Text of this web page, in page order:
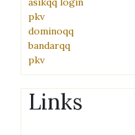
pkv
dominoqq
bandarqq
pkv
Links